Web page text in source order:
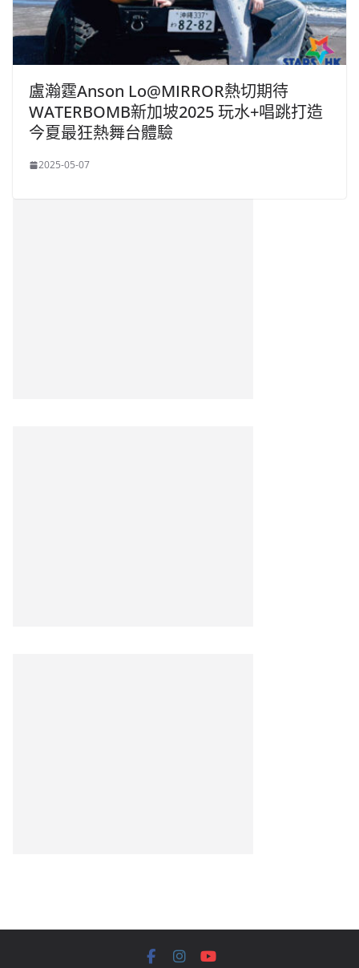
盧瀚霆Anson Lo@MIRROR熱切期待
WATERBOMB新加坡2025 玩水+唱跳打造
今夏最狂熱舞台體驗
2025-05-07